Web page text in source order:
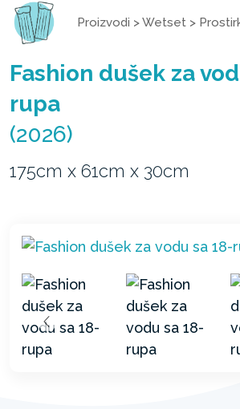
Proizvodi >Wetset >
Fashion dušek za
rupa
(2026)
175cm x 61cm x 30cm